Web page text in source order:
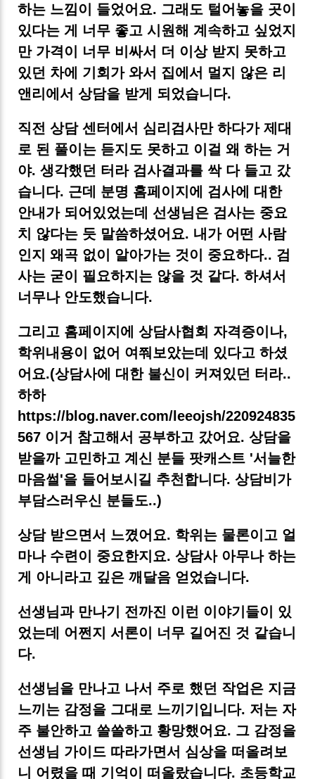
하는 느낌이 들었어요. 그래도 털어놓을 곳이
있다는 게 너무 좋고 시원해 계속하고 싶었지
만 가격이 너무 비싸서 더 이상 받지 못하고
있던 차에 기회가 와서 집에서 멀지 않은 리
앤리에서 상담을 받게 되었습니다.
직전 상담 센터에서 심리검사만 하다가 제대
로 된 풀이는 듣지도 못하고 이걸 왜 하는 거
야. 생각했던 터라 검사결과를 싹 다 들고 갔
습니다. 근데 분명 홈페이지에 검사에 대한
안내가 되어있었는데 선생님은 검사는 중요
치 않다는 듯 말씀하셨어요. 내가 어떤 사람
인지 왜곡 없이 알아가는 것이 중요하다.. 검
사는 굳이 필요하지는 않을 것 같다. 하셔서
너무나 안도했습니다.
그리고 홈페이지에 상담사협회 자격증이나,
학위내용이 없어 여쭤보았는데 있다고 하셨
어요.(상담사에 대한 불신이 커져있던 터라..
하하
https://blog.naver.com/leeojsh/220924835
567 이거 참고해서 공부하고 갔어요. 상담을
받을까 고민하고 계신 분들 팟캐스트 '서늘한
마음썰'을 들어보시길 추천합니다. 상담비가
부담스러우신 분들도..)
상담 받으면서 느꼈어요. 학위는 물론이고 얼
마나 수련이 중요한지요. 상담사 아무나 하는
게 아니라고 깊은 깨달음 얻었습니다.
선생님과 만나기 전까진 이런 이야기들이 있
었는데 어쩐지 서론이 너무 길어진 것 같습니
다.
선생님을 만나고 나서 주로 했던 작업은 지금
느끼는 감정을 그대로 느끼기입니다. 저는 자
주 불안하고 쓸쓸하고 황망했어요. 그 감정을
선생님 가이드 따라가면서 심상을 떠올려보
니 어렸을 때 기억이 떠올랐습니다. 초등학교